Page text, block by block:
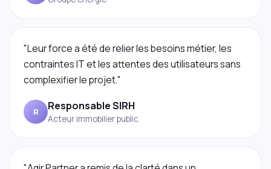
"Leur force a été de relier les besoins métier, les
contraintes IT et les attentes des utilisateurs sans
complexifier le projet."
R Responsable SIRH
Acteur immobilier public